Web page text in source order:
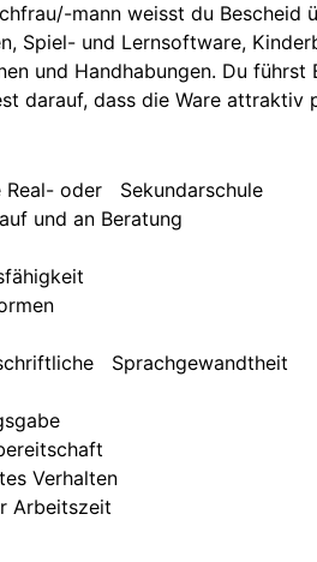
mann weisst du Bescheid
Spiel- und Lernsoftware,
und Handhabungen. Du
darauf, dass die Ware
Real- oder Sekundarschule
und an Beratung
Sprachgewandtheit
Verhalten
Arbeitszeit